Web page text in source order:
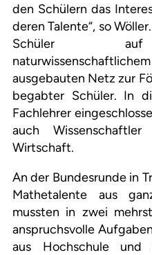
den Schülern das
deren Talente“, so
Schüler auf
ausgebauten Netz zur
begabter Schüler. In
Fachlehrer
auch
Wirtschaft.
An der Bundesrunde in
Mathetalente aus
mussten in zwei
anspruchsvolle
aus Hochschule